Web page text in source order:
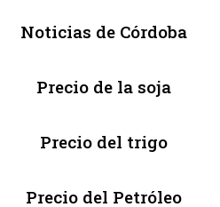
Noticias de Córdoba
Precio de la soja
Precio del trigo
Precio del Petróleo